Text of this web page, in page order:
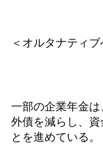
＜オルタナティ
一部の企業年金
外債を減らし、
とを進めている。